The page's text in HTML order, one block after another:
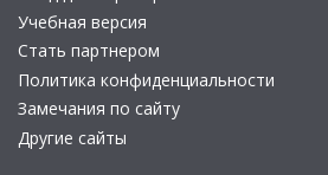
Учебная версия
Стать партнером
Политика конфиденциальности
Замечания по сайту
Другие сайты